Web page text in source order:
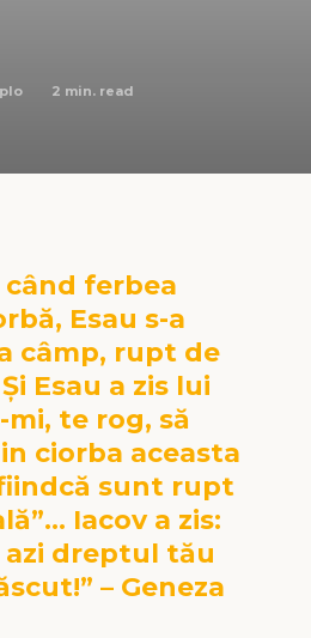
2 min. read
ferbea
Esau s-a
câmp, rupt de
Esau a zis lui
mi, te rog, să
ciorba aceasta
sunt rupt
Iacov a zis:
azi dreptul tău
– Geneza